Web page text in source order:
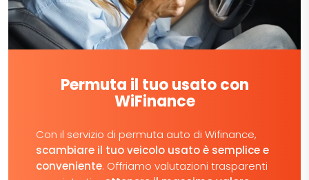
Permuta il tuo usato con
WiFinance
Con il servizio di permuta auto di Wifinance,
scambiare il tuo veicolo usato è semplice e
conveniente. Offriamo valutazioni trasparenti